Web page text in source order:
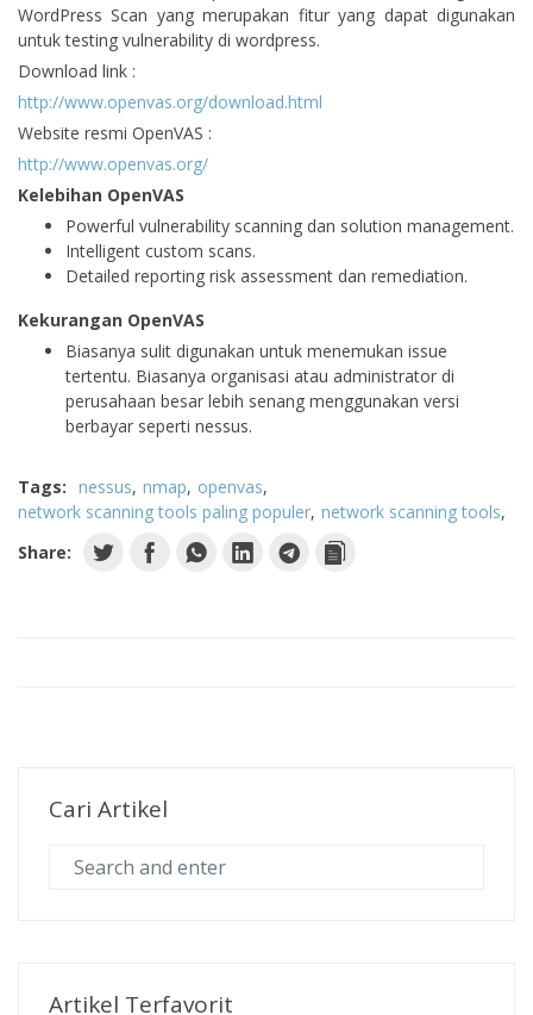
WordPress Scan yang merupakan fitur yang dapat digunakan
untuk testing vulnerability di wordpress.
Download link :
http://www.openvas.org/download.html
Website resmi OpenVAS :
http://www.openvas.org/
Kelebihan OpenVAS
Powerful vulnerability scanning dan solution management.
Intelligent custom scans.
Detailed reporting risk assessment dan remediation.
Kekurangan OpenVAS
Biasanya sulit digunakan untuk menemukan issue
tertentu. Biasanya organisasi atau administrator di
perusahaan besar lebih senang menggunakan versi
berbayar seperti nessus.
Tags: nessus nmap openvas
network scanning tools paling populer network scanning tools
Share:
Cari Artikel
Artikel Terfavorit